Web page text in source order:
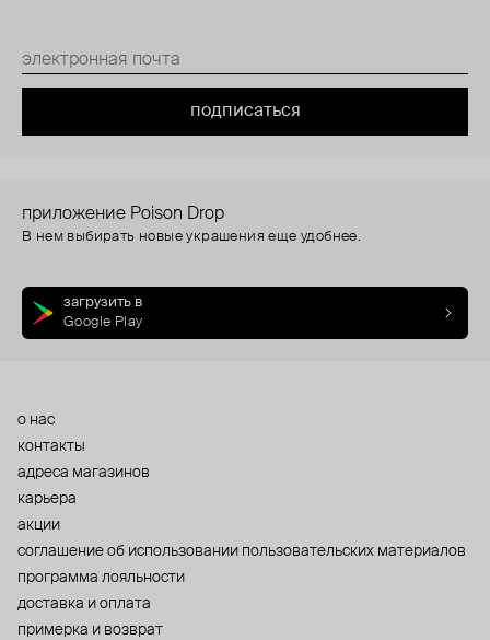
подписаться
приложение Poison Drop
В нем выбирать новые украшения еще удобнее.
загрузить в
Google Play
о нас
контакты
адреса магазинов
карьера
акции
cоглашение об использовании пользовательских материалов
программа лояльности
доставка и оплата
примерка и возврат